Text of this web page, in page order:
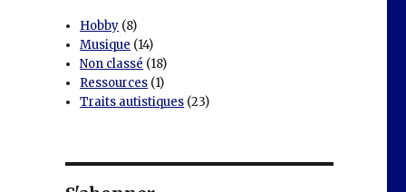
Hobby (8)
Musique (14)
Non classé (18)
Ressources (1)
Traits autistiques (23)